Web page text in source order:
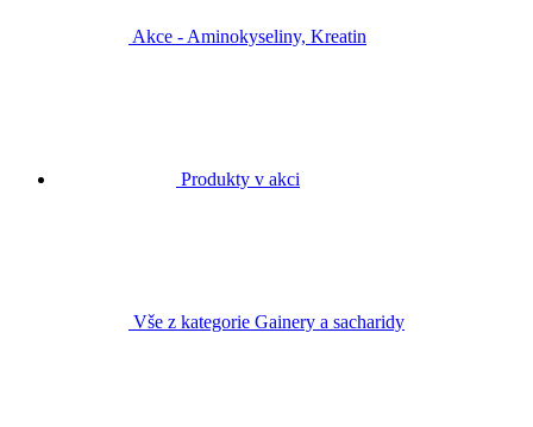
Akce - Aminokyseliny, Kreatin
Produkty v akci
Vše z kategorie Gainery a sacharidy